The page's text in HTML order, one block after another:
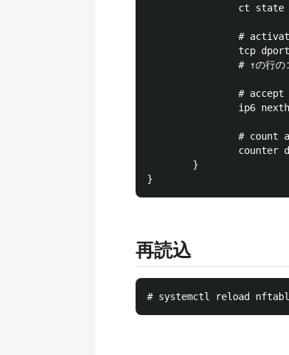
ct state
#
tcp
# ↑の行の
# accept
ip6
# count
counter
        }
再読込